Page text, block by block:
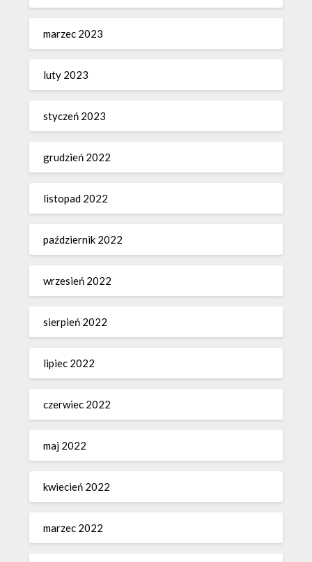
marzec 2023
luty 2023
styczeń 2023
grudzień 2022
listopad 2022
październik 2022
wrzesień 2022
sierpień 2022
lipiec 2022
czerwiec 2022
maj 2022
kwiecień 2022
marzec 2022